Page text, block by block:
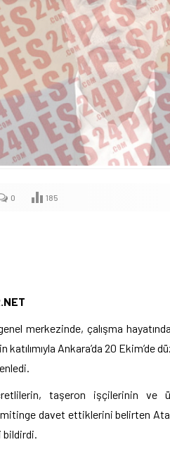
0 185
merkezinde, çalışma
katılımıyla Ankara’da 20 Ekim’de
taşeron işçilerinin ve
davet ettiklerini belirten
bildirdi.